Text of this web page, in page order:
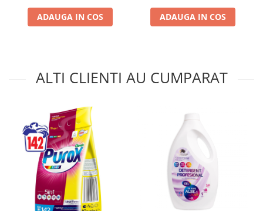
ADAUGA IN COS ADAUGA IN COS
ALTI CLIENTI AU CUMPARAT